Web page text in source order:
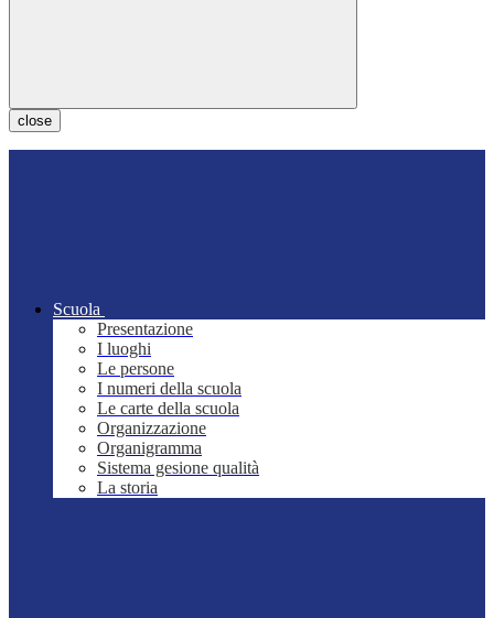
close
Scuola
Presentazione
I luoghi
Le persone
I numeri della scuola
Le carte della scuola
Organizzazione
Organigramma
Sistema gesione qualità
La storia